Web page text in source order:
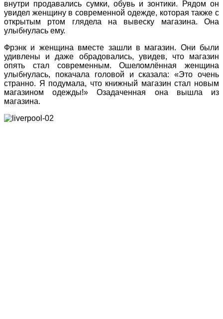
внутри продавались сумки, обувь и зонтики. Рядом он
увидел женщину в современной одежде, которая также с
открытым ртом глядела на вывеску магазина. Она
улыбнулась ему.
Фрэнк и женщина вместе зашли в магазин. Они были
удивлены и даже обрадовались, увидев, что магазин
опять стал современным. Ошеломлённая женщина
улыбнулась, покачала головой и сказала: «Это очень
странно. Я подумала, что книжный магазин стал новым
магазином одежды!» Озадаченная она вышла из
магазина.